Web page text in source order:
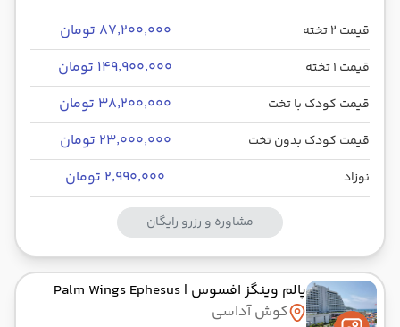
قیمت 2 تخته ۸۷٬۲۰۰٬۰۰۰ تومان
قیمت 1 تخته ۱۴۹٬۹۰۰٬۰۰۰ تومان
قیمت کودک با تخت ۳۸٬۲۰۰٬۰۰۰ تومان
قیمت کودک بدون تخت ۲۳٬۰۰۰٬۰۰۰ تومان
نوزاد ۲٬۹۹۰٬۰۰۰ تومان
مشاوره و رزرو رایگان
پالم وینگز افسوس | Palm Wings Ephesus
کوش آداسی